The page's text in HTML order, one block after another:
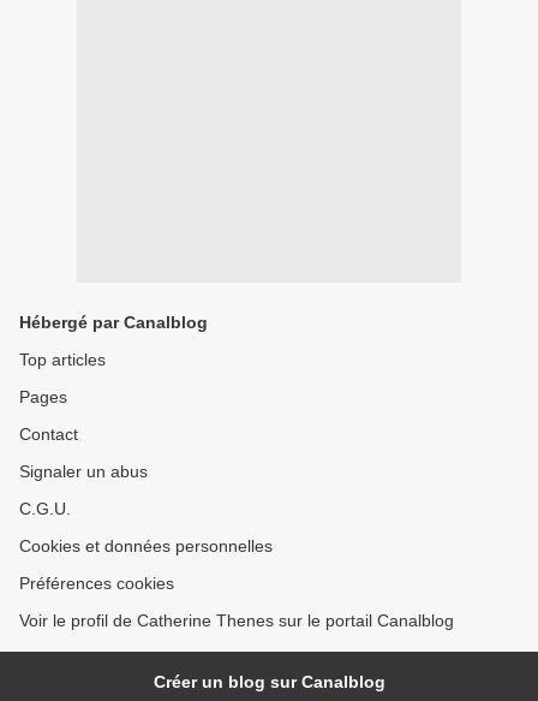
Hébergé par Canalblog
Top articles
Pages
Contact
Signaler un abus
C.G.U.
Cookies et données personnelles
Préférences cookies
Voir le profil de Catherine Thenes sur le portail Canalblog
Créer un blog sur Canalblog